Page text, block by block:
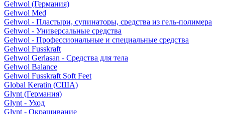
Gehwol (Германия)
Gehwol Med
Gehwol - Пластыри, супинаторы, средства из гель-полимера
Gehwol - Универсальные средства
Gehwol - Профессиональные и специальные средства
Gehwol Fusskraft
Gehwol Gerlasan - Средства для тела
Gehwol Balance
Gehwol Fusskraft Soft Feet
Global Keratin (США)
Glynt (Германия)
Glynt - Уход
Glynt - Окрашивание